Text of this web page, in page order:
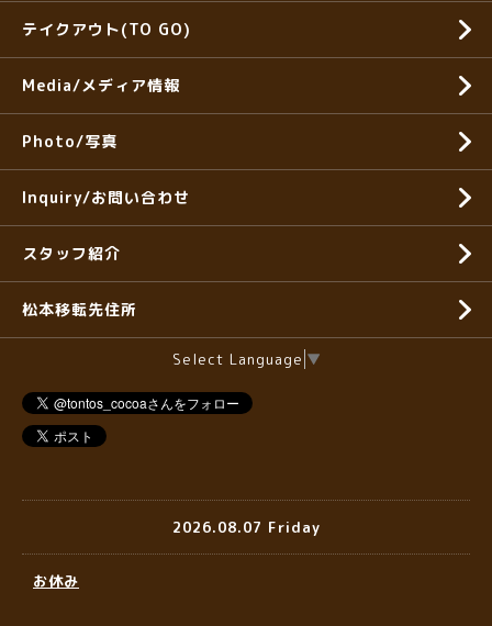
テイクアウト(TO GO)
Media/メディア情報
Photo/写真
Inquiry/お問い合わせ
スタッフ紹介
松本移転先住所
Select Language ▼
2026.08.07 Friday
お休み